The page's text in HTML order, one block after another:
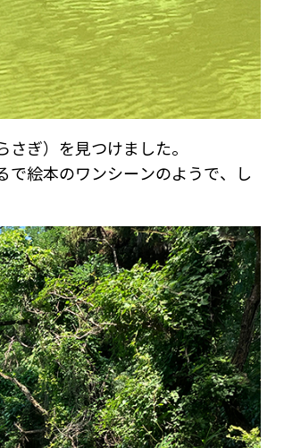
ぎ）を見つけました。
絵本のワンシーンのようで、し